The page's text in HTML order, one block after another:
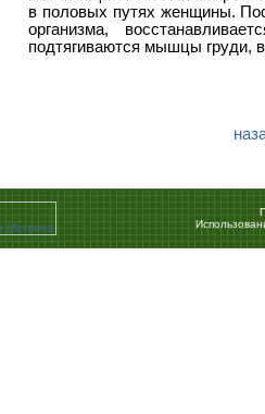
в половых путях женщины.
организма,
подтягиваются мышцы груди,